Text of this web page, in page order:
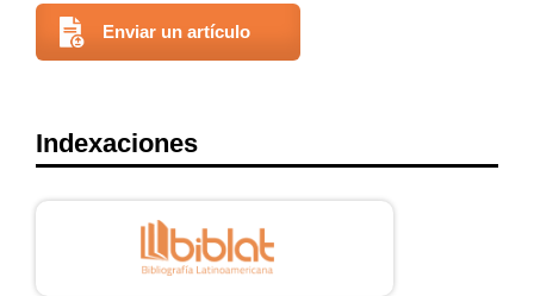
Enviar un artículo
Indexaciones